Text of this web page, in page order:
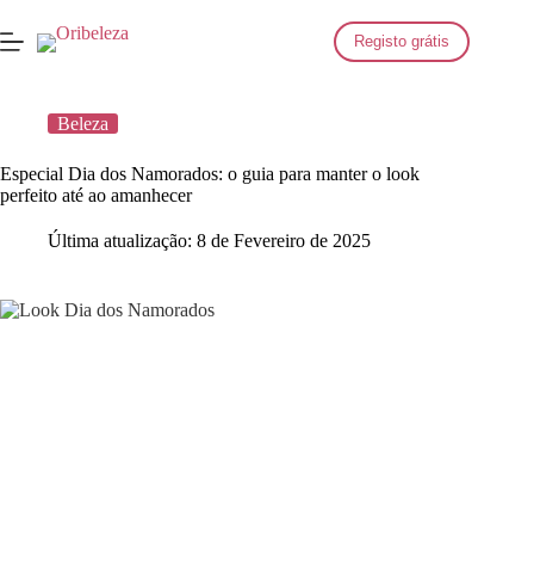
para
o
Registo grátis
Beleza
Especial Dia dos Namorados: o guia para manter o look
perfeito até ao amanhecer
Última atualização: 8 de Fevereiro de 2025